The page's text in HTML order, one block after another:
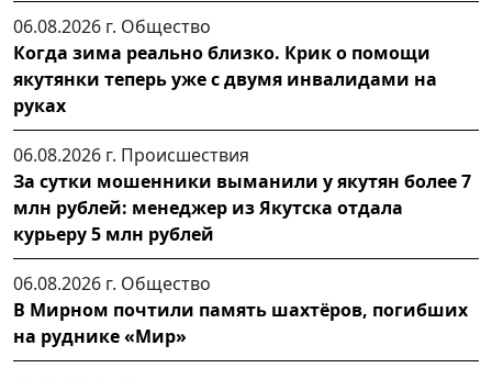
06.08.2026 г. Общество
Когда зима реально близко. Крик о помощи
якутянки теперь уже с двумя инвалидами на
руках
06.08.2026 г. Происшествия
За сутки мошенники выманили у якутян более 7
млн рублей: менеджер из Якутска отдала
курьеру 5 млн рублей
06.08.2026 г. Общество
В Мирном почтили память шахтёров, погибших
на руднике «Мир»